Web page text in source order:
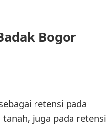
Bogor
retensi pada
juga pada retensi